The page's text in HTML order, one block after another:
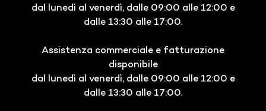
dal lunedì al venerdì, dalle 09:00 alle 12:00 e
dalle 13:30 alle 17:00.
Assistenza commerciale e fatturazione
disponibile
dal lunedì al venerdì, dalle 09:00 alle 12:00 e
dalle 13:30 alle 17:00.